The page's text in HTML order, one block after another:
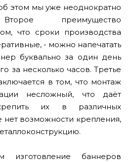
этом мы уже неоднократно
преимущество
что сроки производства
- можно напечатать
буквально за один день
за несколько часов. Третье
в том, что монтаж
несложный, что даёт
их в различных
нет возможности крепления,
изготовление баннеров